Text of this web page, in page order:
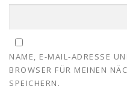
NAME, E-MAIL-ADRESSE
BROWSER FÜR MEINEN
SPEICHERN.